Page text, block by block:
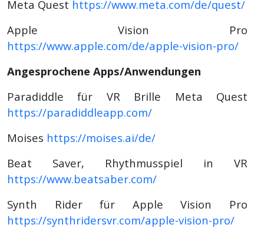
Meta Quest https://www.meta.com/de/quest/
Apple Vision Pro
https://www.apple.com/de/apple-vision-pro/
Angesprochene Apps/Anwendungen
Paradiddle für VR Brille Meta Quest
https://paradiddleapp.com/
Moises https://moises.ai/de/
Beat Saver, Rhythmusspiel in VR
https://www.beatsaber.com/
Synth Rider für Apple Vision Pro
https://synthridersvr.com/apple-vision-pro/